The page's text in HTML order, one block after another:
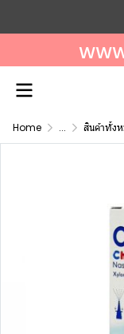
Home ... สินค้าทั้ง